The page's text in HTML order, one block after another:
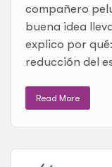
compañero
buena idea
explico por
reducción del
Read More